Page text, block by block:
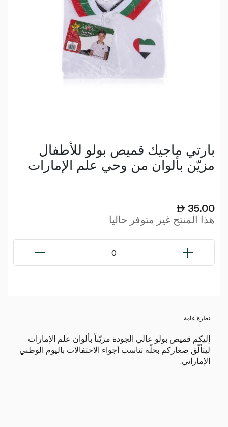
بارتي ماجيك قميص بولو للأطفال
مزيّن بألوان من وحي علم الإمارات
35.00
هذا المنتج غير متوفر حاليا
0
نظرة عامة
إليكم قميص بولو عالي الجودة مزيّناً بألوان علم الإمارات
ليتألّق صغاركم بحلّة تناسب أجواء الاحتفالات باليوم الوطني
الإماراتي.